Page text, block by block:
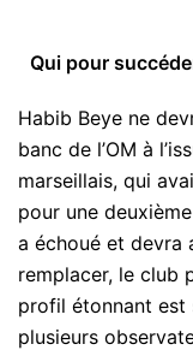
Qui pour
Habib Beye ne
banc de l’OM à
marseillais, qui
pour une
a échoué et devra
remplacer, le club
profil étonnant est
plusieurs